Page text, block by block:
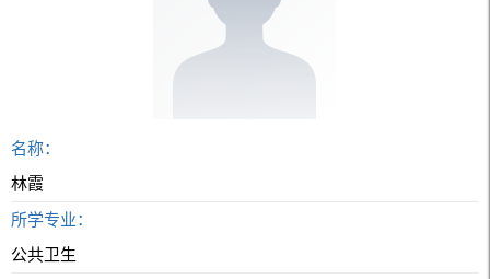
名称：
林霞
所学专业：
公共卫生